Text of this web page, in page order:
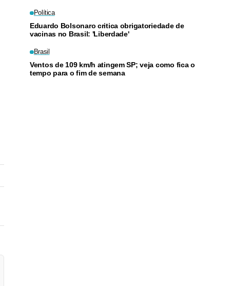
Política
Eduardo Bolsonaro critica obrigatoriedade de
vacinas no Brasil: 'Liberdade'
Brasil
Ventos de 109 km/h atingem SP; veja como fica o
tempo para o fim de semana